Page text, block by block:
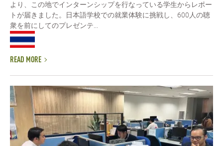
より、この地でインターンシップを行なっている学生からレポー
トが届きました。日本語学校での就業体験に挑戦し、600人の聴
衆を前にしてのプレゼンテ...
READ MORE